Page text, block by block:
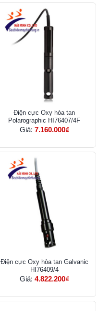
Điện cực Oxy hòa tan
Polarographic HI76407/4F
Giá: 7.160.000₫
Điện cực Oxy hòa tan Galvanic
HI76409/4
Giá: 4.822.200₫